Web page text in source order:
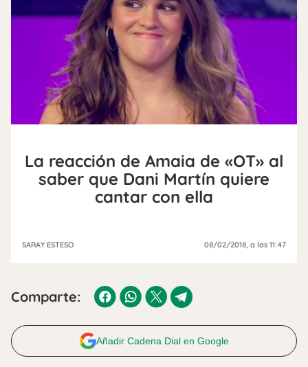
La reacción de Amaia de «OT» al
saber que Dani Martín quiere
cantar con ella
SARAY ESTESO 08/02/2018 , a las 11:47
Comparte:
Añadir Cadena Dial en Google